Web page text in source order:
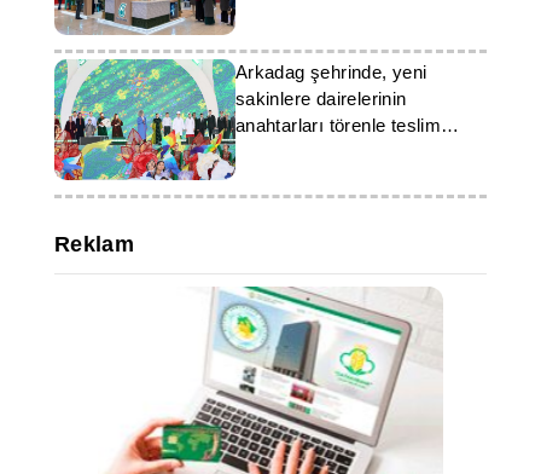
Arkadag şehrinde, yeni
sakinlere dairelerinin
anahtarları törenle teslim
edildi
Reklam